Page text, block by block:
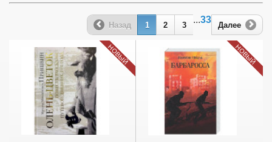
Назад 1 2 3
...33
Далее
НОВЫЙ НОВЫЙ